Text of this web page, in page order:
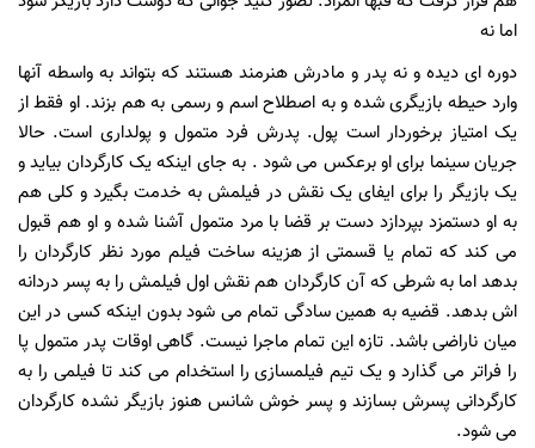
اما نه
دوره ای دیده و نه پدر و مادرش هنرمند هستند که بتواند به واسطه آنها
وارد حیطه بازیگری شده و به اصطلاح اسم و رسمی به هم بزند. او فقط از
یک امتیاز برخوردار است پول. پدرش فرد متمول و پولداری است. حالا
جریان سینما برای او برعکس می شود . به جای اینکه یک کارگردان بیاید و
یک بازیگر را برای ایفای یک نقش در فیلمش به خدمت بگیرد و کلی هم
به او دستمزد بپردازد دست بر قضا با مرد متمول آشنا شده و او هم قبول
می کند که تمام یا قسمتی از هزینه ساخت فیلم مورد نظر کارگردان را
بدهد اما به شرطی که آن کارگردان هم نقش اول فیلمش را به پسر دردانه
اش بدهد. قضیه به همین سادگی تمام می شود بدون اینکه کسی در این
میان ناراضی باشد. تازه این تمام ماجرا نیست. گاهی اوقات پدر متمول پا
را فراتر می گذارد و یک تیم فیلمسازی را استخدام می کند تا فیلمی را به
کارگردانی پسرش بسازند و پسر خوش شانس هنوز بازیگر نشده کارگردان
می شود.